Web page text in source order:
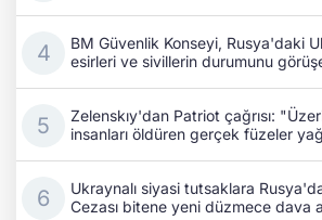
BM Güvenlik Konseyi, Rusya'daki
esirleri ve sivillerin durumunu
Zelenskıy'dan Patriot çağrısı:
insanları öldüren gerçek füzeler
Ukraynalı siyasi tutsaklara
Cezası bitene yeni düzmece dava